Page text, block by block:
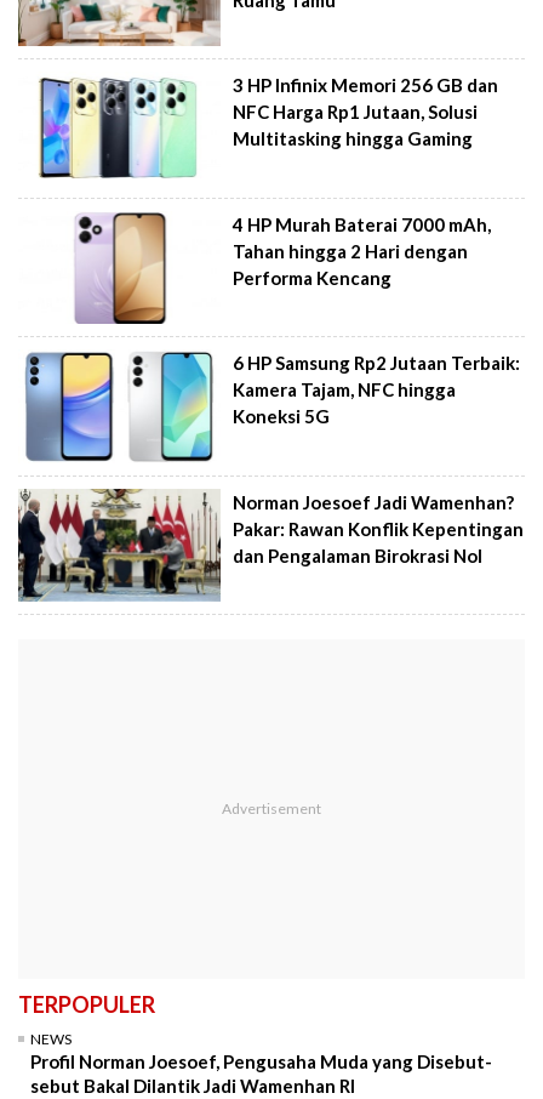
3 HP Infinix Memori 256 GB dan
NFC Harga Rp1 Jutaan, Solusi
Multitasking hingga Gaming
4 HP Murah Baterai 7000 mAh,
Tahan hingga 2 Hari dengan
Performa Kencang
6 HP Samsung Rp2 Jutaan Terbaik:
Kamera Tajam, NFC hingga
Koneksi 5G
Norman Joesoef Jadi Wamenhan?
Pakar: Rawan Konflik Kepentingan
dan Pengalaman Birokrasi Nol
TERPOPULER
NEWS
Profil Norman Joesoef, Pengusaha Muda yang Disebut-
sebut Bakal Dilantik Jadi Wamenhan RI